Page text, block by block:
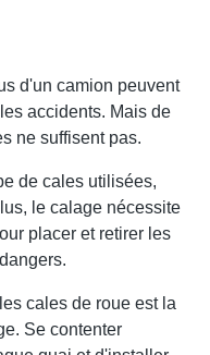
d'un camion peuvent
accidents. Mais de
ne suffisent pas.
de cales utilisées,
le calage nécessite
placer et retirer les
cales de roue est la
Se contenter